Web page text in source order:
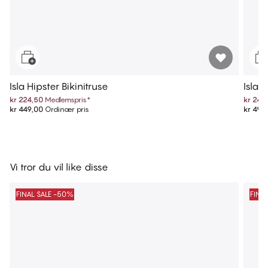
Isla Hipster Bikinitruse
kr 224,50 Medlemspris*
kr 449,00 Ordinær pris
Isla
kr
kr
Vi tror du vil like disse
FINAL SALE -50%